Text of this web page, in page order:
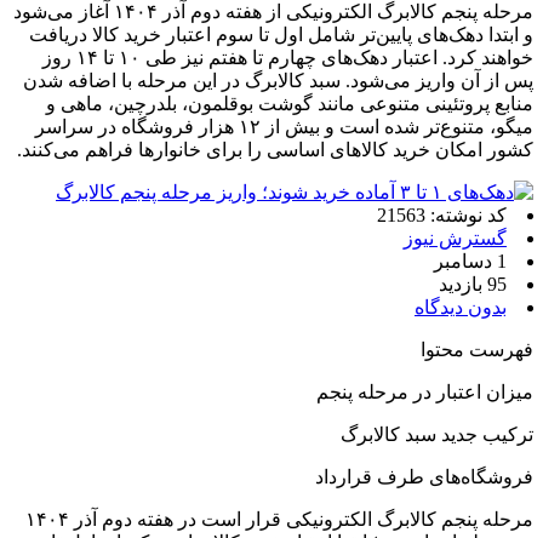
مرحله پنجم کالابرگ الکترونیکی از هفته دوم آذر ۱۴۰۴ آغاز می‌شود
و ابتدا دهک‌های پایین‌تر شامل اول تا سوم اعتبار خرید کالا دریافت
خواهند کرد. اعتبار دهک‌های چهارم تا هفتم نیز طی ۱۰ تا ۱۴ روز
پس از آن واریز می‌شود. سبد کالابرگ در این مرحله با اضافه شدن
منابع پروتئینی متنوعی مانند گوشت بوقلمون، بلدرچین، ماهی و
میگو، متنوع‌تر شده است و بیش از ۱۲ هزار فروشگاه در سراسر
کشور امکان خرید کالاهای اساسی را برای خانوارها فراهم می‌کنند.
کد نوشته: 21563
گسترش نیوز
1 دسامبر
95 بازدید
بدون دیدگاه
فهرست محتوا
میزان اعتبار در مرحله پنجم
ترکیب جدید سبد کالابرگ
فروشگاه‌های طرف قرارداد
مرحله پنجم کالابرگ الکترونیکی قرار است در هفته دوم آذر ۱۴۰۴